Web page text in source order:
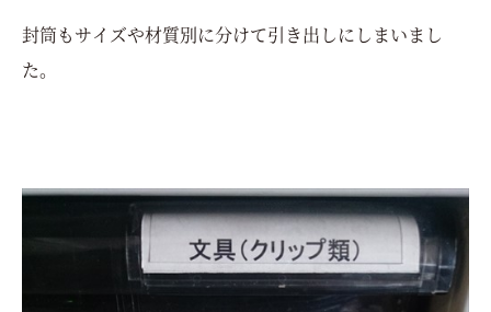
封筒もサイズや材質別に分けて引き出しにしまいまし
た。